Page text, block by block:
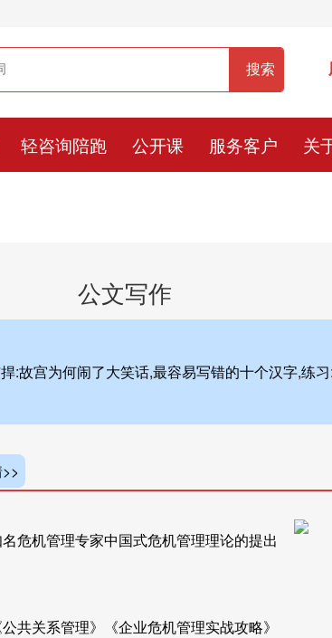
轻咨询陪跑 公开课 服务客户 关
公文写作
:故宫为何闹了大笑话,最容易写错的十个汉字,练
危机管理专家中国式危机管理理论的提出
共关系管理》《企业危机管理实战攻略》